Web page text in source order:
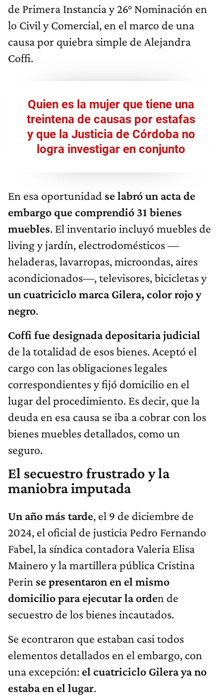
de Primera Instancia y 26° Nominación en
lo Civil y Comercial, en el marco de una
causa por quiebra simple de Alejandra
Coffi.
Quien es la mujer que tiene una
treintena de causas por estafas
y que la Justicia de Córdoba no
logra investigar en conjunto
En esa oportunidad se labró un acta de
embargo que comprendió 31 bienes
muebles. El inventario incluyó muebles de
living y jardín, electrodomésticos —
heladeras, lavarropas, microondas, aires
acondicionados—, televisores, bicicletas y
un cuatriciclo marca Gilera, color rojo y
negro.
Coffi fue designada depositaria judicial
de la totalidad de esos bienes. Aceptó el
cargo con las obligaciones legales
correspondientes y fijó domicilio en el
lugar del procedimiento. Es decir, que la
deuda en esa causa se iba a cobrar con los
bienes muebles detallados, como un
seguro.
El secuestro frustrado y la
maniobra imputada
Un año más tarde, el 9 de diciembre de
2024, el oficial de justicia Pedro Fernando
Fabel, la síndica contadora Valeria Elisa
Mainero y la martillera pública Cristina
Perin se presentaron en el mismo
domicilio para ejecutar la orden de
secuestro de los bienes incautados.
Se econtraron que estaban casi todos
elementos detallados en el embargo, con
una excepción: el cuatriciclo Gilera ya no
estaba en el lugar.